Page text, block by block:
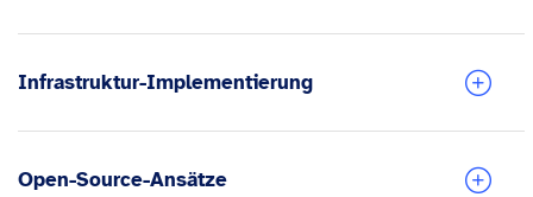
Infrastruktur-Implementierung
Open-Source-Ansätze